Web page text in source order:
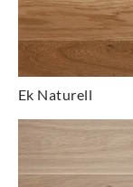
Ek Naturell